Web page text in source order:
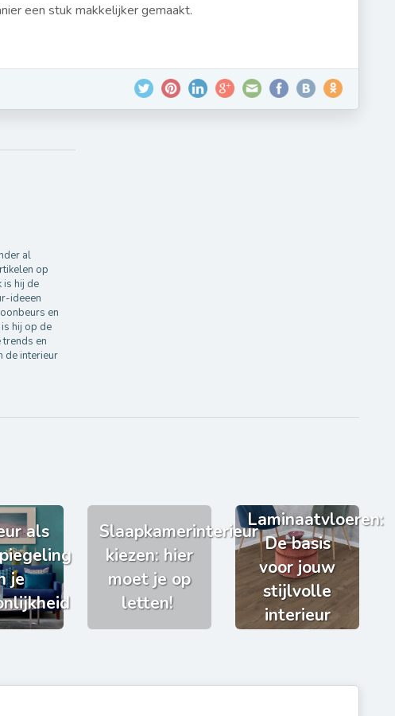
een stuk makkelijker gemaakt.
al
op
is hij de
ideeen
en
hij op de
en
de interieur
als
je
Slaapkamerinterieur
kiezen: hier
moet je op
letten!
Laminaatvloeren:
De basis
voor jouw
stijlvolle
interieur